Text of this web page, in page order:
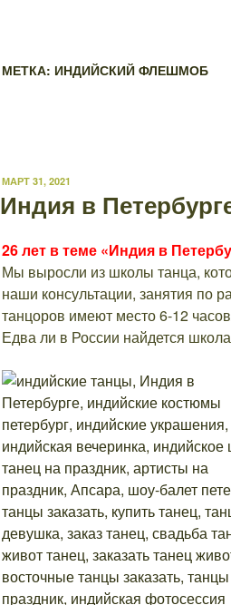
МЕТКА: ИНДИЙСКИЙ ФЛЕШМОБ
ОПУБЛИКОВАНО
МАРТ 31, 2021
Индия в
26 лет в теме «Индия в
Мы выросли из школы танца,
наши консультации, занятия по
танцоров имеют место 6-12
Едва ли в России найдется